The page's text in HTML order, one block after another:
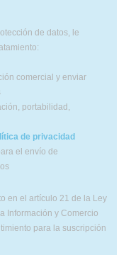
de datos, le
comercial y enviar
portabilidad,
de privacidad
el envío de
en el artículo 21 de la Ley
Información y Comercio
para la suscripción